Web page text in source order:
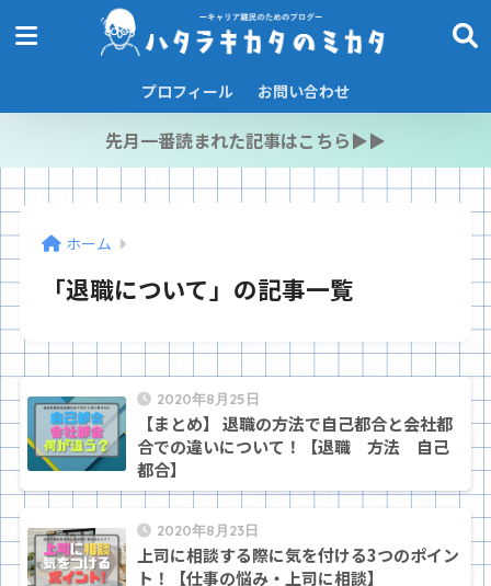
プロフィール お問い合わせ
先月一番読まれた記事はこちら▶︎▶︎
ホーム
「退職について」の記事一覧
2020年8月25日
【まとめ】 退職の方法で自己都合と会社都
合での違いについて！【退職 方法 自己
都合】
2020年8月23日
上司に相談する際に気を付ける3つのポイン
ト！【仕事の悩み・上司に相談】